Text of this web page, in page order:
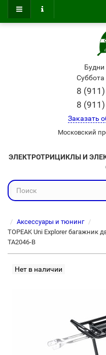
Будни
Суббота
8 (911)
8 (911)
Заказать
Московский
ЭЛЕКТРОТРИЦИКЛЫ И
Аксессуары и тюнинг
TOPEAK Uni Explorer багажник
TA2046-B
Нет в наличии